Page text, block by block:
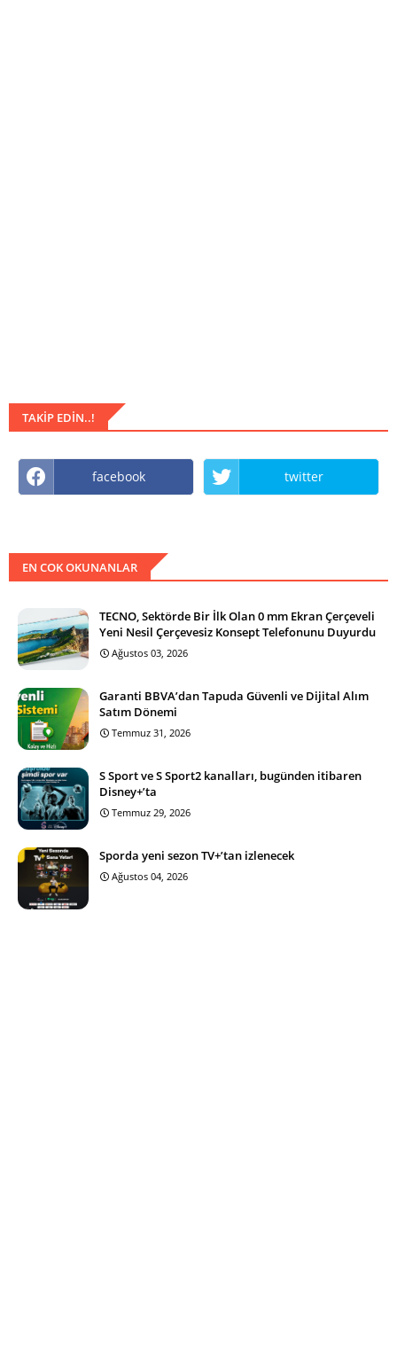
TAKIP EDIN..!
facebook twitter
EN COK OKUNANLAR
TECNO, Sektörde Bir İlk Olan 0 mm Ekran Çerçeveli
Yeni Nesil Çerçevesiz Konsept Telefonunu Duyurdu
Ağustos 03, 2026
Garanti BBVA’dan Tapuda Güvenli ve Dijital Alım
Satım Dönemi
Temmuz 31, 2026
S Sport ve S Sport2 kanalları, bugünden itibaren
Disney+’ta
Temmuz 29, 2026
Sporda yeni sezon TV+’tan izlenecek
Ağustos 04, 2026